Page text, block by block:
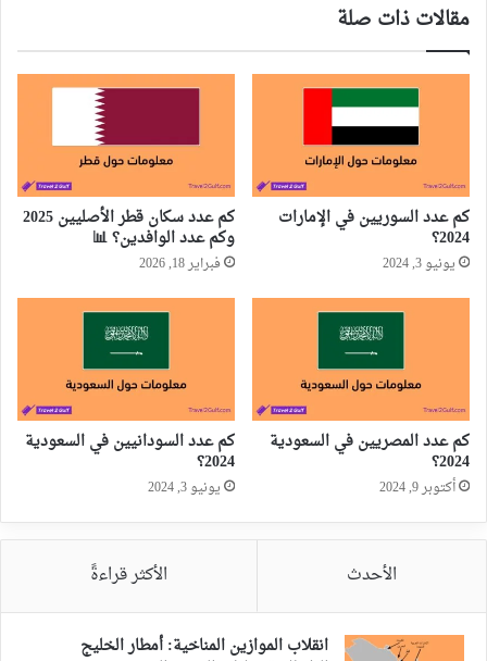
مقالات ذات صلة
كم عدد السوريين في الإمارات
2024؟
يونيو 3, 2024
كم عدد سكان قطر الأصليين 2025
وكم عدد الوافدين؟ 📊
فبراير 18, 2026
كم عدد المصريين في السعودية
2024؟
أكتوبر 9, 2024
كم عدد السودانيين في السعودية
2024؟
يونيو 3, 2024
الأحدث الأكثر قراءةً
انقلاب الموازين المناخية: أمطار الخليج